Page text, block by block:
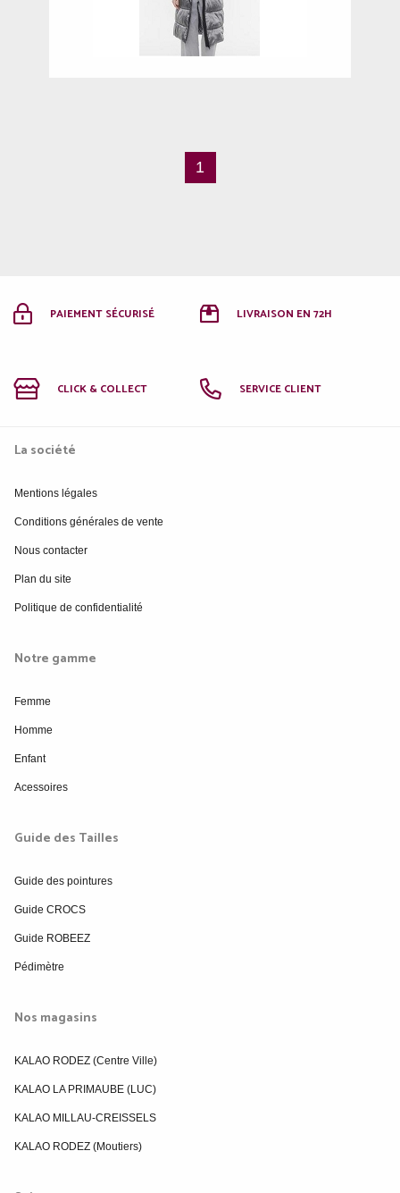
42
1
PAIEMENT SÉCURISÉ LIVRAISON EN 72H
CLICK & COLLECT SERVICE CLIENT
La société
Mentions légales
Conditions générales de vente
Nous contacter
Plan du site
Politique de confidentialité
Notre gamme
Femme
Homme
Enfant
Acessoires
Guide des Tailles
Guide des pointures
Guide CROCS
Guide ROBEEZ
Pédimètre
Nos magasins
KALAO RODEZ (Centre Ville)
KALAO LA PRIMAUBE (LUC)
KALAO MILLAU-CREISSELS
KALAO RODEZ (Moutiers)